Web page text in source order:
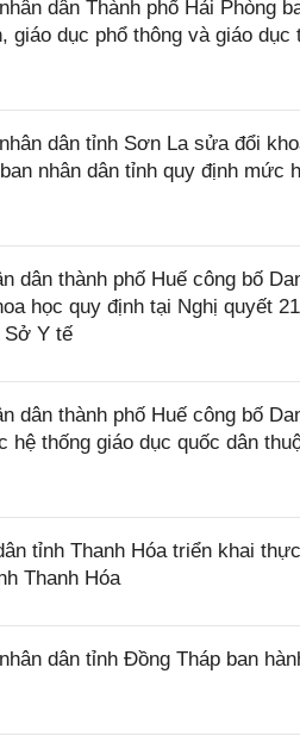
dân Thành phố Hải Phòng
dục phổ thông và giáo
dân tỉnh Sơn La sửa đổi
nhân dân tỉnh quy định mức
dân thành phố Huế công bố
học quy định tại Nghị quyết
Sở Y tế
dân thành phố Huế công bố
hệ thống giáo dục quốc dân
tỉnh Thanh Hóa triển khai
Thanh Hóa
dân tỉnh Đồng Tháp ban